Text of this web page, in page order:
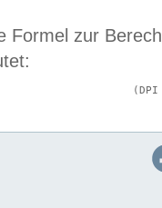
Formel zur